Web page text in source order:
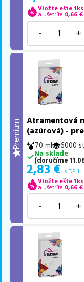
Vložte ešte
a ušetríte 0,66 €
- +
Premium
Atramentová
(azúrová) -
70 ml 6000
Na sklade
(doručíme
2,83 € s DPH
Vložte ešte
a ušetríte 0,66 €
- +